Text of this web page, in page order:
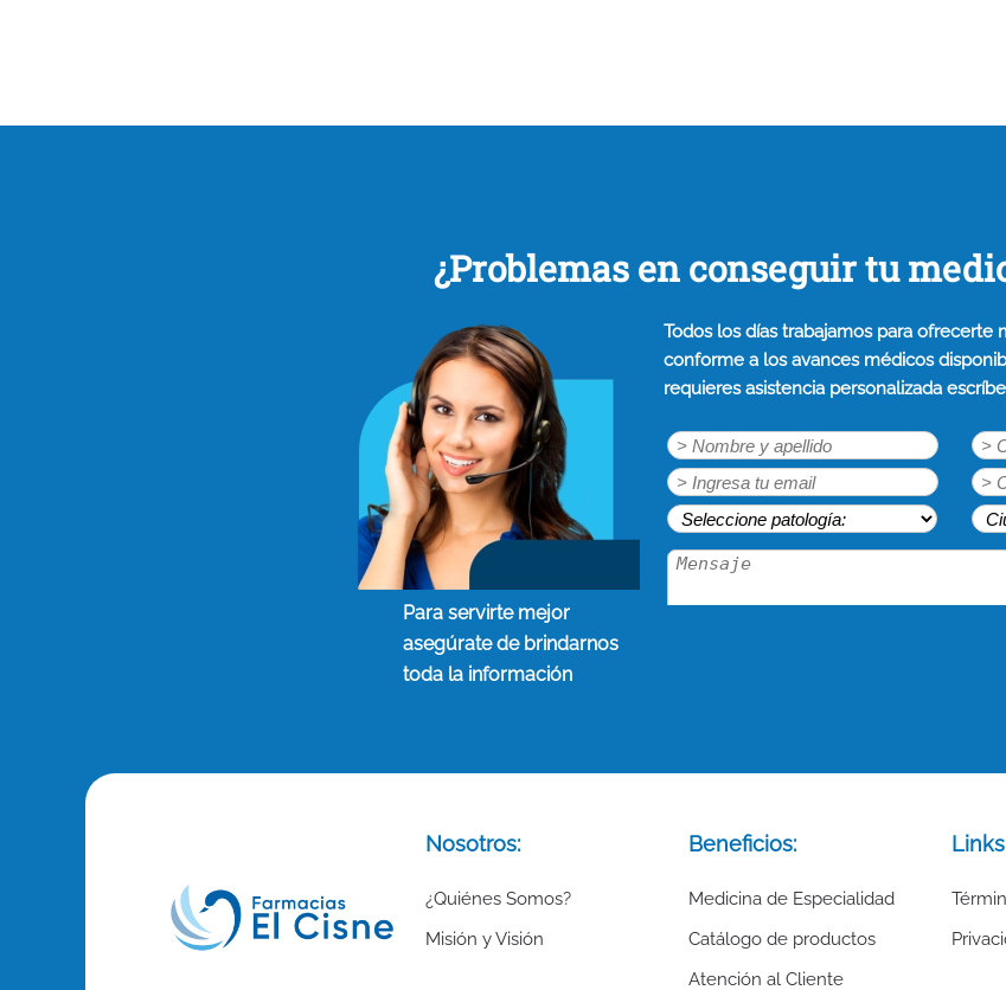
¿Problemas en conseguir tu
Para servirte mejor
asegúrate de brindarnos
toda la información
Todos los días trabajamos para ofrecerte
conforme a los avances médicos
requieres asistencia personalizada
Nosotros:
¿Quiénes Somos?
Misión y Visión
Beneficios:
Medicina de Especialidad
Catálogo de productos
Atención al Cliente